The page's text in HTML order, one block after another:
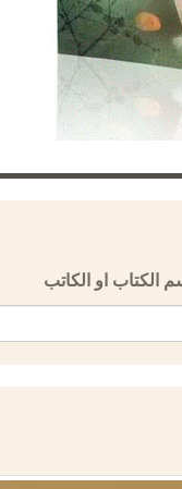
الكتاب او الكاتب